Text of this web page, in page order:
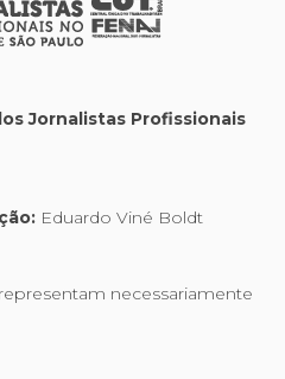
Jornalistas Profissionais
Eduardo Viné Boldt
necessariamente